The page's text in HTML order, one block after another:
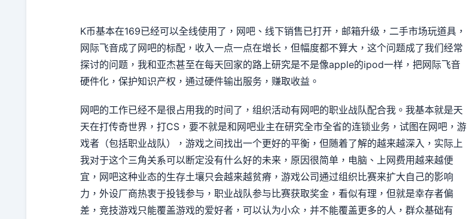
K币基本在169已经可以全线使用了，网吧、线下销售已打开，邮箱升级，二手市场玩道具，
网际飞音成了网吧的标配，收入一点一点在增长，但幅度都不算大，这个问题成了我们经常
探讨的问题，我和亚杰甚至在每天回家的路上研究是不是像apple的ipod一样，把网际飞音
硬件化，保护知识产权，通过硬件输出服务，赚取收益。
网吧的工作已经不是很占用我的时间了，组织活动有网吧的职业战队配合我。我基本就是天
天在打传奇世界，打CS，要不就是和网吧业主在研究全市全省的连锁业务，试图在网吧，游
戏者（包括职业战队），游戏之间找出一个更好的平衡，但随着了解的越来越深入，实际上
我对于这个三角关系可以断定没有什么好的未来，原因很简单，电脑、上网费用越来越便
宜，网吧这种业态的生存土壤只会越来越贫瘠，游戏公司通过组织比赛来扩大自己的影响
力，外设厂商热衷于投钱参与，职业战队参与比赛获取奖金，看似有理，但就是幸存者偏
差，竞技游戏只能覆盖游戏的爱好者，可以认为小众，并不能覆盖更多的人，群众基础有